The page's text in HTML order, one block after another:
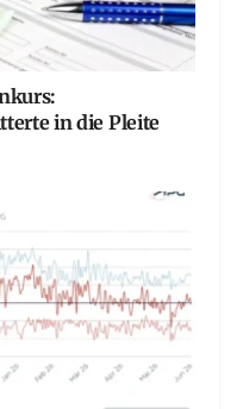
in die Pleite